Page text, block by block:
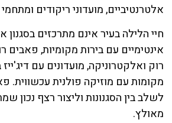
אלטרנטיביים, מועדוני ריקודים
חיי הלילה בעיר אינם מתרכזים בסגנון
אינטימיים עם בירות מקומיות, פאבים
רוק ואלקטרוניקה, מועדונים עם דיג'ייז
מקומות עם מוזיקה פולנית עכשווית.
לשלב בין הסגנונות וליצור רצף נכון
מאולץ.